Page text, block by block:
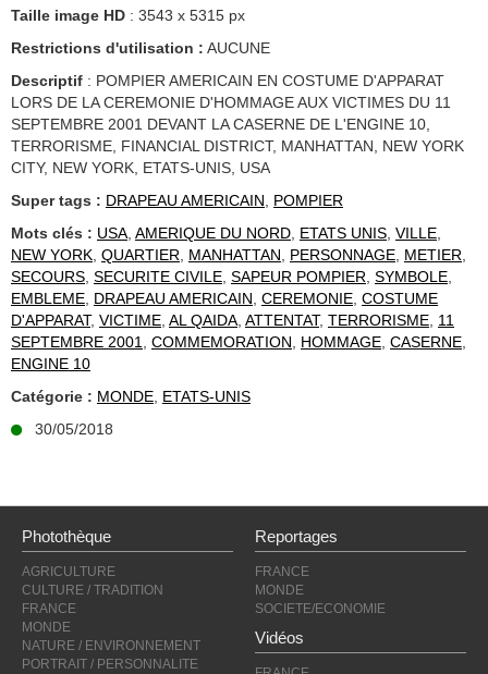
Taille image HD : 3543 x 5315 px
Restrictions d'utilisation : AUCUNE
Descriptif : POMPIER AMERICAIN EN COSTUME D'APPARAT
LORS DE LA CEREMONIE D'HOMMAGE AUX VICTIMES DU 11
SEPTEMBRE 2001 DEVANT LA CASERNE DE L'ENGINE 10,
TERRORISME, FINANCIAL DISTRICT, MANHATTAN, NEW YORK
CITY, NEW YORK, ETATS-UNIS, USA
Super tags : DRAPEAU AMERICAIN, POMPIER
Mots clés : USA, AMERIQUE DU NORD, ETATS UNIS, VILLE,
NEW YORK, QUARTIER, MANHATTAN, PERSONNAGE, METIER,
SECOURS, SECURITE CIVILE, SAPEUR POMPIER, SYMBOLE,
EMBLEME, DRAPEAU AMERICAIN, CEREMONIE, COSTUME
D'APPARAT, VICTIME, AL QAIDA, ATTENTAT, TERRORISME, 11
SEPTEMBRE 2001, COMMEMORATION, HOMMAGE, CASERNE,
ENGINE 10
Catégorie : MONDE, ETATS-UNIS
30/05/2018
Photothèque
AGRICULTURE
CULTURE / TRADITION
FRANCE
MONDE
NATURE / ENVIRONNEMENT
PORTRAIT / PERSONNALITE
Reportages
FRANCE
MONDE
SOCIETE/ECONOMIE
Vidéos